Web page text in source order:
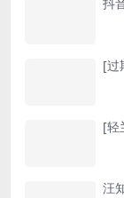
[过
[轻
汪